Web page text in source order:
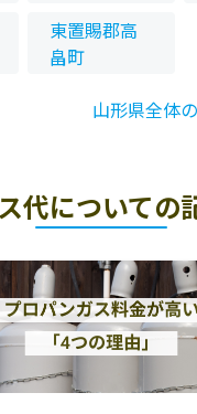
東置賜郡高
畠町
山形県全体
代についての